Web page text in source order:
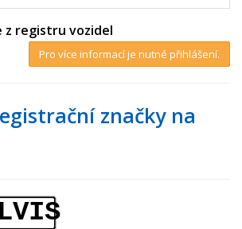
z registru vozidel
Pro více informací je nutné přihlášení.
značky na